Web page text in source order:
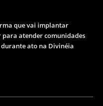
que vai implantar
para atender comunidades
ato na Divinéia